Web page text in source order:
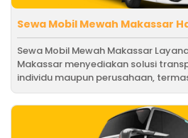
Sewa Mobil Mewah Makassar
Sewa Mobil Mewah Makassar
Makassar menyediakan solusi
individu maupun perusahaan,